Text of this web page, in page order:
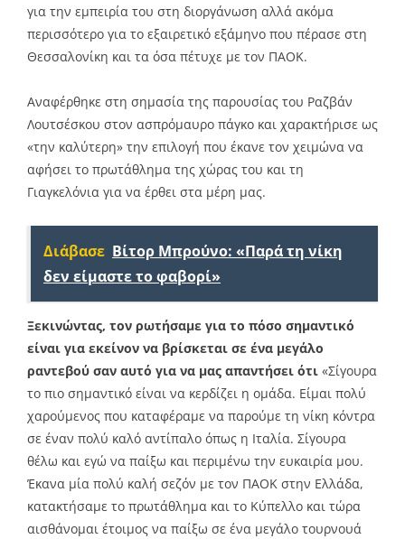
για την εμπειρία του στη διοργάνωση αλλά ακόμα
περισσότερο για το εξαιρετικό εξάμηνο που πέρασε στη
Θεσσαλονίκη και τα όσα πέτυχε με τον ΠΑΟΚ.
Αναφέρθηκε στη σημασία της παρουσίας του Ραζβάν
Λουτσέσκου στον ασπρόμαυρο πάγκο και χαρακτήρισε ως
«την καλύτερη» την επιλογή που έκανε τον χειμώνα να
αφήσει το πρωτάθλημα της χώρας του και τη
Γιαγκελόνια για να έρθει στα μέρη μας.
Διάβασε Βίτορ Μπρούνο: «Παρά τη νίκη
δεν είμαστε το φαβορί»
Ξεκινώντας, τον ρωτήσαμε για το πόσο σημαντικό
είναι για εκείνον να βρίσκεται σε ένα μεγάλο
ραντεβού σαν αυτό για να μας απαντήσει ότι «Σίγουρα
το πιο σημαντικό είναι να κερδίζει η ομάδα. Είμαι πολύ
χαρούμενος που καταφέραμε να παρούμε τη νίκη κόντρα
σε έναν πολύ καλό αντίπαλο όπως η Ιταλία. Σίγουρα
θέλω και εγώ να παίξω και περιμένω την ευκαιρία μου.
Έκανα μία πολύ καλή σεζόν με τον ΠΑΟΚ στην Ελλάδα,
κατακτήσαμε το πρωτάθλημα και το Κύπελλο και τώρα
αισθάνομαι έτοιμος να παίξω σε ένα μεγάλο τουρνουά